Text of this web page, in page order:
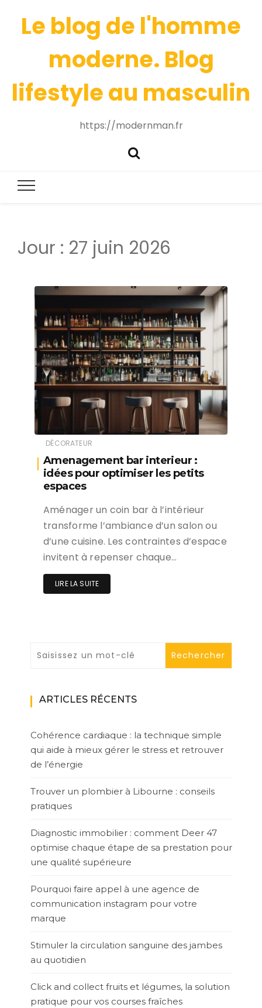
Le blog de l'homme
moderne. Blog
lifestyle au masculin
https://modernman.fr
Jour : 27 juin 2026
DÉCORATEUR
Amenagement bar interieur :
idées pour optimiser les petits
espaces
Aménager un coin bar à l’intérieur
transforme l’ambiance d’un salon ou
d’une cuisine. Les contraintes d’espace
invitent à repenser chaque…
LIRE LA SUITE
ARTICLES RÉCENTS
Cohérence cardiaque : la technique simple
qui aide à mieux gérer le stress et retrouver
de l’énergie
Trouver un plombier à Libourne : conseils
pratiques
Diagnostic immobilier : comment Deer 47
optimise chaque étape de sa prestation pour
une qualité supérieure
Pourquoi faire appel à une agence de
communication instagram pour votre
marque
Stimuler la circulation sanguine des jambes
au quotidien
Click and collect fruits et légumes, la solution
pratique pour vos courses fraîches